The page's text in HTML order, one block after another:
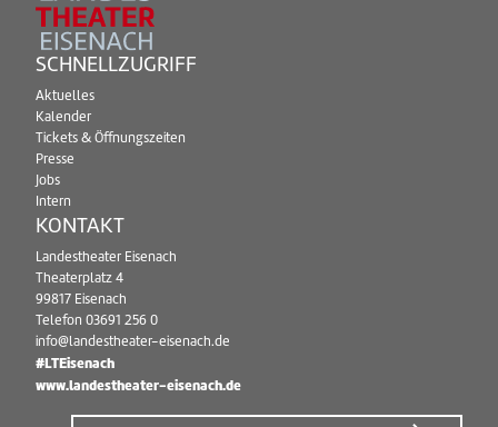
SCHNELLZUGRIFF
Aktuelles
Kalender
Tickets & Öffnungszeiten
Presse
Jobs
Intern
KONTAKT
Landestheater Eisenach
Theaterplatz 4
99817 Eisenach
Telefon 03691 256 0
info@landestheater-eisenach.de
#LTEisenach
www.landestheater-eisenach.de